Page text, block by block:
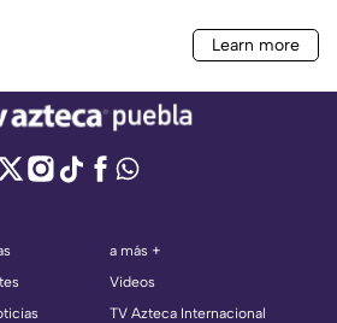
a más +
Videos
TV Azteca Internacional